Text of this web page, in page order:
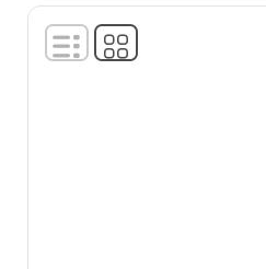
نمایش 1
- کالا از